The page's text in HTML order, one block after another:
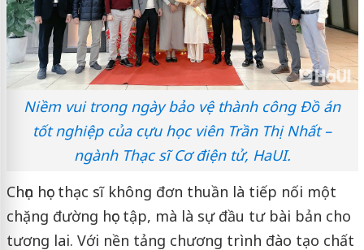
Niềm vui trong ngày bảo vệ thành công Đồ án
tốt nghiệp của cựu học viên Trần Thị Nhất –
ngành Thạc sĩ Cơ điện tử, HaUI.
Chọn học thạc sĩ không đơn thuần là tiếp nối một
chặng đường học tập, mà là sự đầu tư bài bản cho
tương lai. Với nền tảng chương trình đào tạo chất